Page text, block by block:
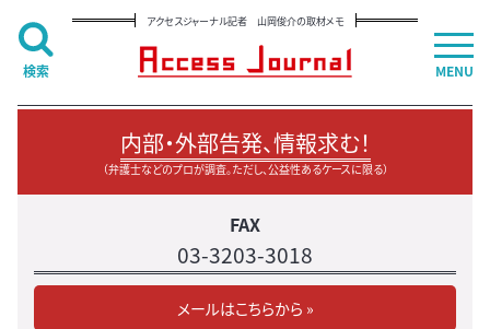
アクセスジャーナル記者 山岡俊介の取材メモ
内部・外部告発、情報求む！
（弁護士などのプロが調査。ただし、公益性あるケースに限る）
FAX
03-3203-3018
メールはこちらから »
MENU
検索